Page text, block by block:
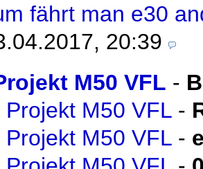
fährt man e30
20:39
M50 VFL -
Projekt M50 VFL -
Projekt M50 VFL -